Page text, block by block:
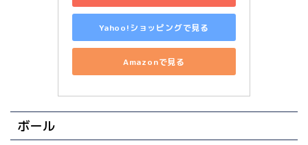
Yahoo!ショッピングで見る
Amazonで見る
ボール